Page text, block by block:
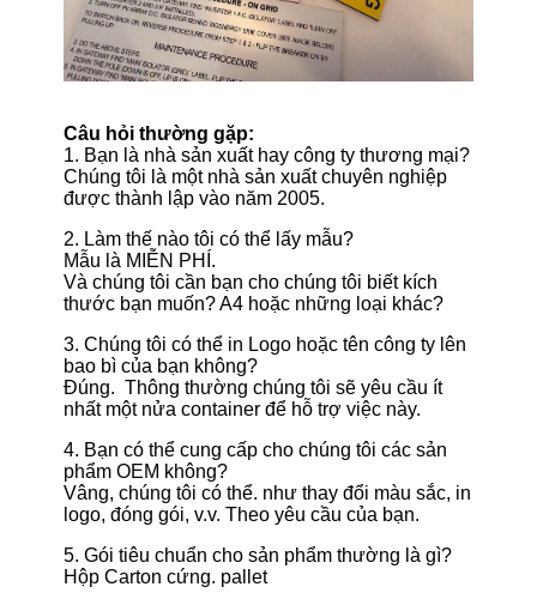
Câu hỏi thường gặp:
1. Bạn là nhà sản xuất hay công ty thương mại?
Chúng tôi là một nhà sản xuất chuyên nghiệp
được thành lập vào năm 2005.
2. Làm thế nào tôi có thể lấy mẫu?
Mẫu là MIỄN PHÍ.
Và chúng tôi cần bạn cho chúng tôi biết kích
thước bạn muốn? A4 hoặc những loại khác?
3. Chúng tôi có thể in Logo hoặc tên công ty lên
bao bì của bạn không?
Đúng. Thông thường chúng tôi sẽ yêu cầu ít
nhất một nửa container để hỗ trợ việc này.
4. Bạn có thể cung cấp cho chúng tôi các sản
phẩm OEM không?
Vâng, chúng tôi có thể. như thay đổi màu sắc, in
logo, đóng gói, v.v. Theo yêu cầu của bạn.
5. Gói tiêu chuẩn cho sản phẩm thường là gì?
Hộp Carton cứng. pallet